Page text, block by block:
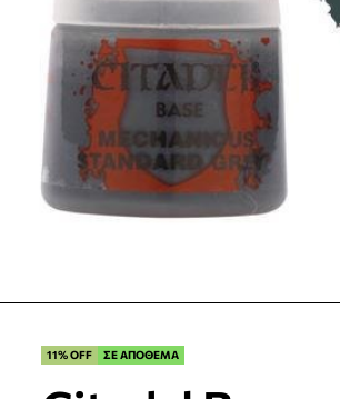
11% OFF ΣΕ ΑΠΟΘΕΜΑ